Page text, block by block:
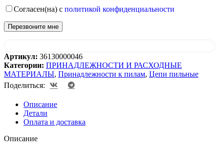
Согласен(на) с политикой конфиденциальности
Артикул: 36130000046
Категории: ПРИНАДЛЕЖНОСТИ И РАСХОДНЫЕ
МАТЕРИАЛЫ, Принадлежности к пилам, Цепи пильные
Поделиться:
Описание
Детали
Оплата и доставка
Описание